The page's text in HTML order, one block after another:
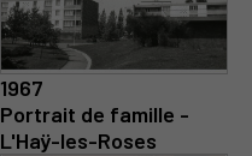
1967
Portrait de famille -
L'Haÿ-les-Roses